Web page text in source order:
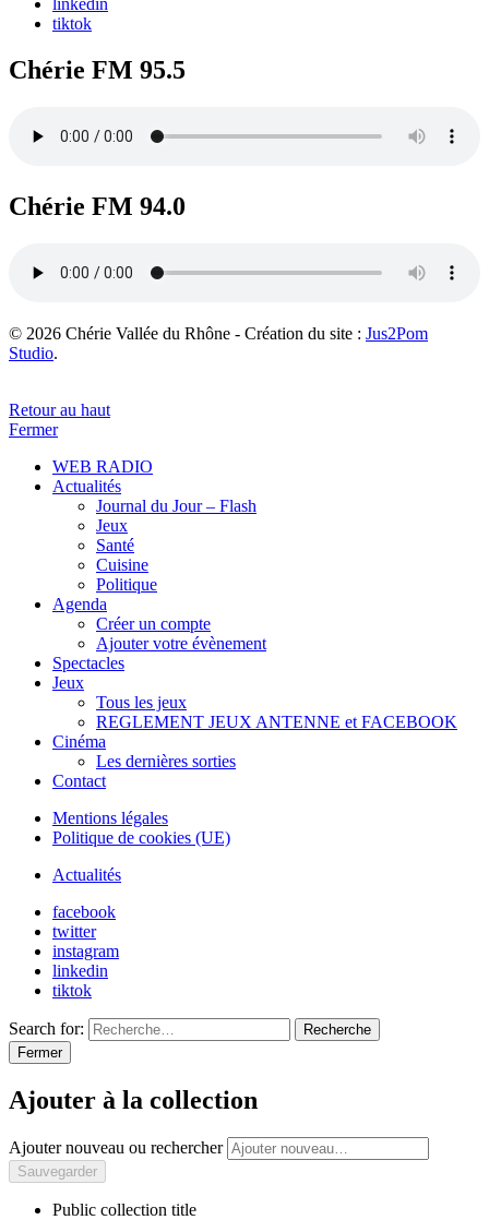
linkedin
tiktok
Chérie FM 95.5
Chérie FM 94.0
© 2026 Chérie Vallée du Rhône - Création du site : Jus2Pom
Studio.
Retour au haut
Fermer
WEB RADIO
Actualités
Journal du Jour – Flash
Jeux
Santé
Cuisine
Politique
Agenda
Créer un compte
Ajouter votre évènement
Spectacles
Jeux
Tous les jeux
REGLEMENT JEUX ANTENNE et FACEBOOK
Cinéma
Les dernières sorties
Contact
Mentions légales
Politique de cookies (UE)
Actualités
facebook
twitter
instagram
linkedin
tiktok
Search for:
Recherche
Fermer
Ajouter à la collection
Ajouter nouveau ou rechercher
Public collection title